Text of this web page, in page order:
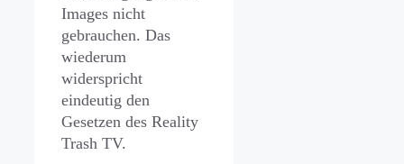
Images nicht
gebrauchen. Das
wiederum
widerspricht
eindeutig den
Gesetzen des Reality
Trash TV.